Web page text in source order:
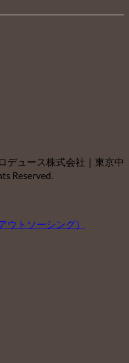
デュース株式会社｜東京中
Reserved.
ウトソーシング）